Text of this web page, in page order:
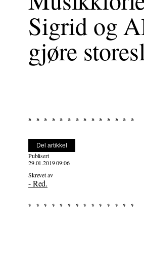
Sigrid og
gjøre
Del artikkel
Publisert
29.01.2019 09:06
Skrevet av
- Red.